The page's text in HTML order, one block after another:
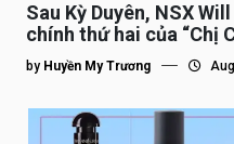
Sau Kỳ Duyên, NSX
chính thứ hai của “Chị
by Huyền My Trương